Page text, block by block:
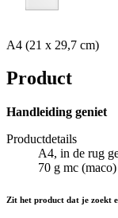
A4 (21 x 29,7 cm)
Product
Handleiding geniet
Productdetails
A4, in de rug
70 g mc
Zit het product dat je zoekt